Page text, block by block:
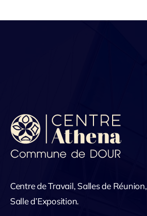
Centre de Travail, Salles de Réunion,
Salle d’Exposition.